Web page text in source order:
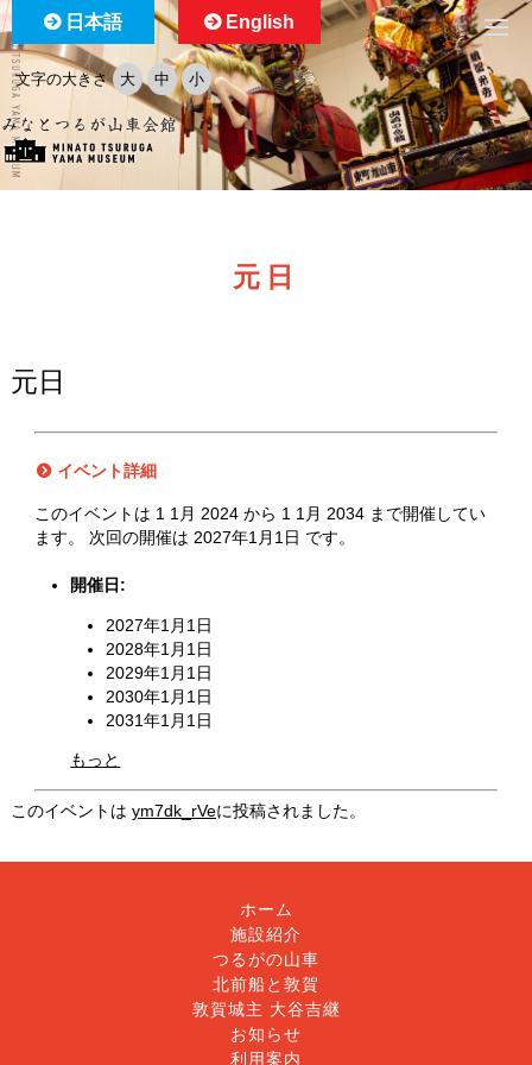
日本語 English
文字の大きさ 大 中 小
元日
元日
イベント詳細
このイベントは 1 1月 2024 から 1 1月 2034 まで開催してい
ます。 次回の開催は 2027年1月1日 です。
開催日:
2027年1月1日
2028年1月1日
2029年1月1日
2030年1月1日
2031年1月1日
もっと
このイベントは ym7dk_rVeに投稿されました。
ホーム
施設紹介
つるがの山車
北前船と敦賀
敦賀城主 大谷吉継
お知らせ
利用案内